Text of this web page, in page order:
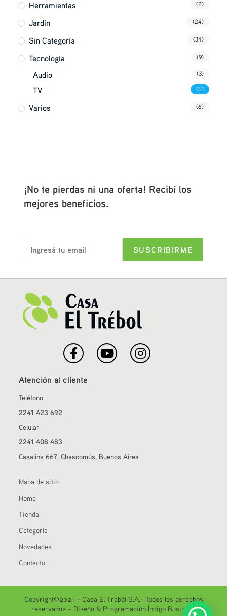
Herramientas (2)
Jardín (24)
Sin Categoría (34)
Tecnología (9)
Audio (3)
TV (6)
Varios (6)
¡No te pierdas ni una oferta! Recibí los
mejores beneficios.
Atención al cliente
Teléfono
2241 423 692
Celular
2241 408 483
Casalins 667, Chascomús, Buenos Aires
Mapa de sitio
Home
Tienda
Categoría
Novedades
Contacto
Copyright©2021 – Casa El Treból S.A.- Todos los derechos
reservados – Diseño & Programación Índigo Business